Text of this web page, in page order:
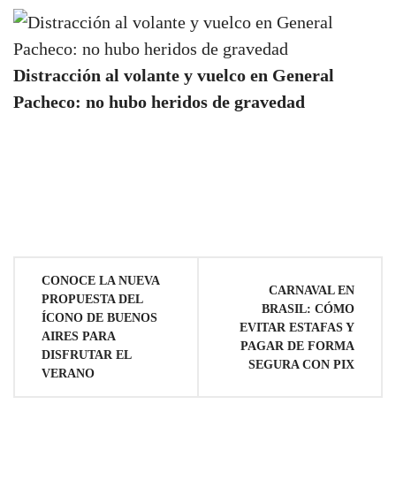
Distracción al volante y vuelco en General
Pacheco: no hubo heridos de gravedad
Navegación
entradas
CONOCE LA NUEVA
PROPUESTA DEL
ÍCONO DE BUENOS
AIRES PARA
DISFRUTAR EL
VERANO
CARNAVAL EN
BRASIL: CÓMO
EVITAR ESTAFAS Y
PAGAR DE FORMA
SEGURA CON PIX